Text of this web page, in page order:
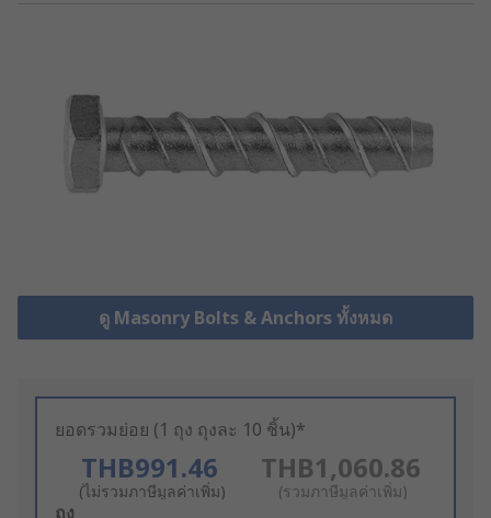
ดู Masonry Bolts & Anchors ทั้งหมด
ยอดรวมย่อย (1 ถุง ถุงละ 10 ชิ้น)*
THB991.46
(ไม่รวมภาษีมูลค่าเพิ่ม)
THB1,060.86
(รวมภาษีมูลค่าเพิ่ม)
Add
ถุง